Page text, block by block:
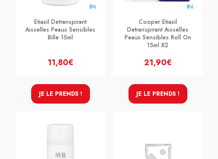
Etiaxil Detranspirant
Aisselles Peaux Sensibles
Bille 15ml
11,80€
JE LE PRENDS !
Cooper Etiaxil
Detranspirant Aisselles
Peaux Sensibles Roll On
15ml X2
21,90€
JE LE PRENDS !